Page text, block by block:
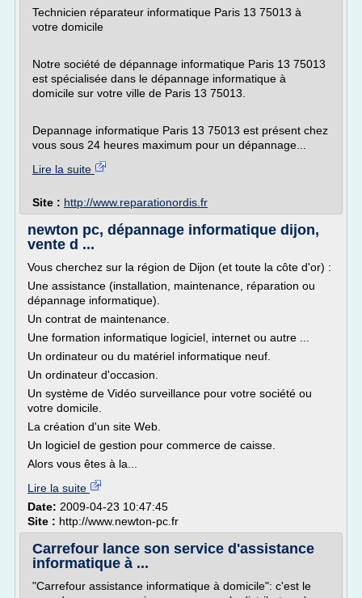
Technicien réparateur informatique Paris 13 75013 à
votre domicile
Notre société de dépannage informatique Paris 13 75013
est spécialisée dans le dépannage informatique à
domicile sur votre ville de Paris 13 75013.
Depannage informatique Paris 13 75013 est présent chez
vous sous 24 heures maximum pour un dépannage...
Lire la suite
Site : http://www.reparationordis.fr
newton pc, dépannage informatique dijon,
vente d ...
Vous cherchez sur la région de Dijon (et toute la côte d'or) :
Une assistance (installation, maintenance, réparation ou
dépannage informatique).
Un contrat de maintenance.
Une formation informatique logiciel, internet ou autre ...
Un ordinateur ou du matériel informatique neuf.
Un ordinateur d'occasion.
Un système de Vidéo surveillance pour votre société ou
votre domicile.
La création d'un site Web.
Un logiciel de gestion pour commerce de caisse.
Alors vous êtes à la...
Lire la suite
Date: 2009-04-23 10:47:45
Site : http://www.newton-pc.fr
Carrefour lance son service d'assistance
informatique à ...
"Carrefour assistance informatique à domicile": c'est le